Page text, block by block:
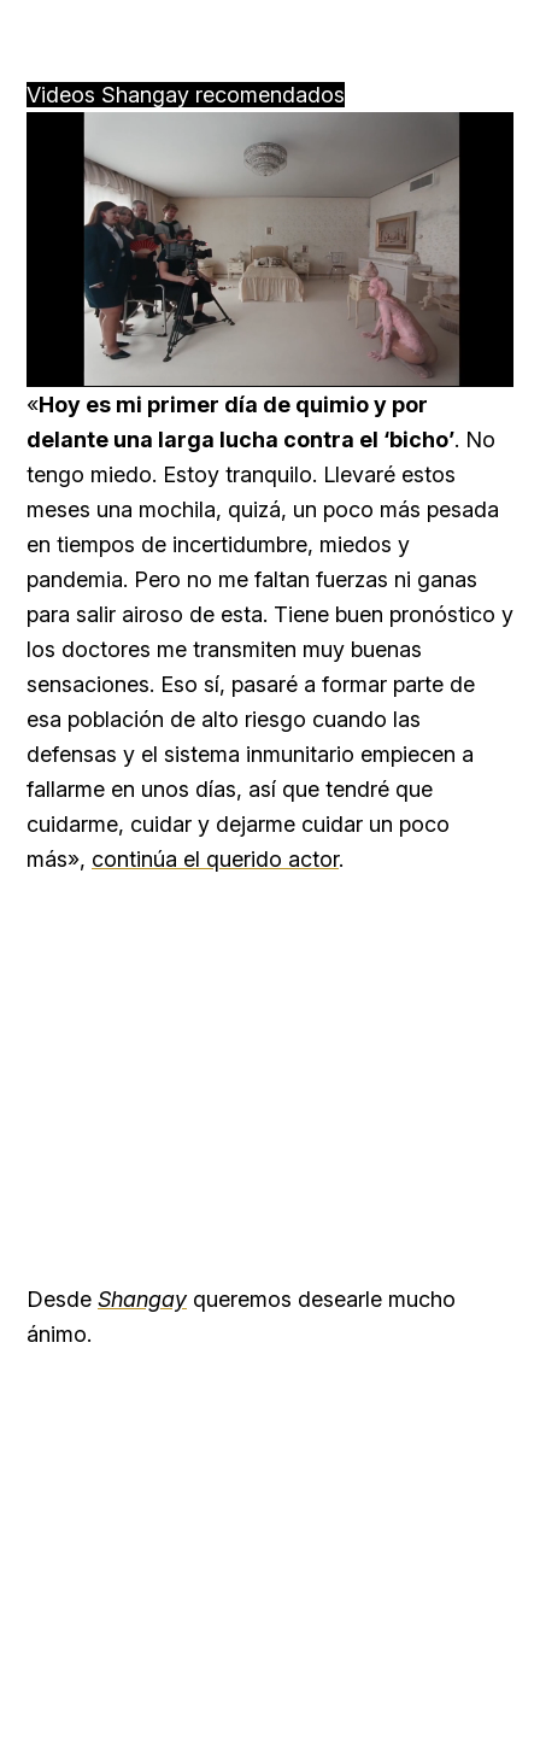
Videos Shangay recomendados
60.45%
«Hoy es mi primer día de quimio y por
delante una larga lucha contra el ‘bicho’. No
tengo miedo. Estoy tranquilo. Llevaré estos
meses una mochila, quizá, un poco más pesada
en tiempos de incertidumbre, miedos y
pandemia. Pero no me faltan fuerzas ni ganas
para salir airoso de esta. Tiene buen pronóstico y
los doctores me transmiten muy buenas
sensaciones. Eso sí, pasaré a formar parte de
esa población de alto riesgo cuando las
defensas y el sistema inmunitario empiecen a
fallarme en unos días, así que tendré que
cuidarme, cuidar y dejarme cuidar un poco
más», continúa el querido actor.
Desde Shangay queremos desearle mucho
ánimo.